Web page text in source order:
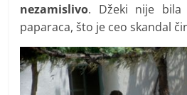
nezamislivo. Džeki nije bila
paparaca, što je ceo skandal